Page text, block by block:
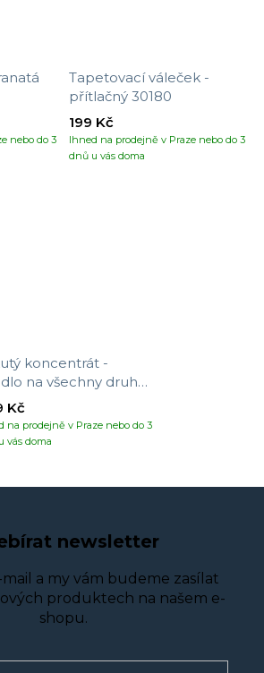
nebo do 3
Tapetovací váleček -
přítlačný 30180
Ihned na prodejně v Praze nebo do 3
dnů u vás doma
199 Kč
koncentrát -
na všechny druhy
na prodejně v Praze nebo do 3
vás doma
Kč
newsletter
a my vám budeme zasílat
produktech na našem e-
shopu.